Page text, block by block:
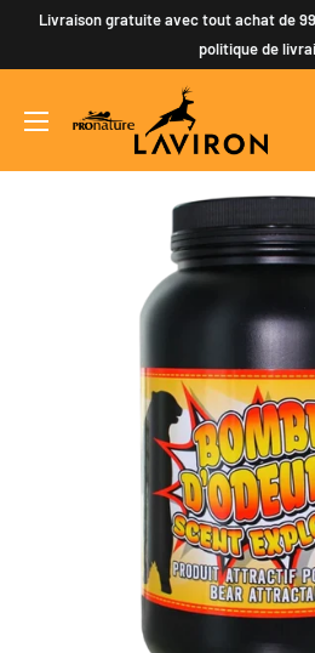
PasserLivraison gratuite avec tout achat de
politique de